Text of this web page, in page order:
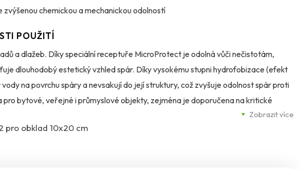
zvýšenou chemickou a mechanickou odolností
Zobrazit více
POUŽITÍ
a dlažeb. Díky speciální receptuře MicroProtect je odolná vůči nečistotám,
dlouhodobý estetický vzhled spár. Díky vysokému stupni hydrofobizace (efekt
na povrchu spáry a nevsakují do její struktury, což zvyšuje odolnost spár proti
pro bytové, veřejné i průmyslové objekty, zejména je doporučena na kritické
pro obklad 10x20 cm